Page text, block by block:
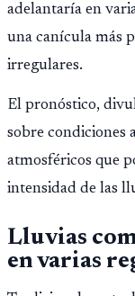
adelantaría en
una canícula más
irregulares.
El pronóstico,
sobre condiciones
atmosféricos que
intensidad de las
Lluvias
en varias